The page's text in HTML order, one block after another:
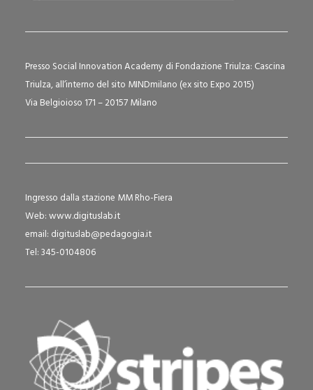
Presso Social Innovation Academy di Fondazione Triulza: Cascina
Triulza, all’interno del sito MINDmilano (ex sito Expo 2015)
Via Belgioioso 171 – 20157 Milano
Ingresso dalla stazione MM Rho-Fiera
Web:www.digituslab.it
email: digituslab@pedagogia.it
Tel: 345-0104806